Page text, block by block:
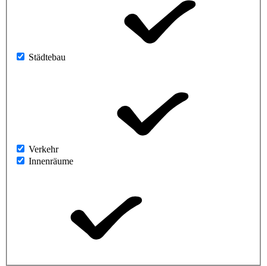
Städtebau
Verkehr
Innenräume